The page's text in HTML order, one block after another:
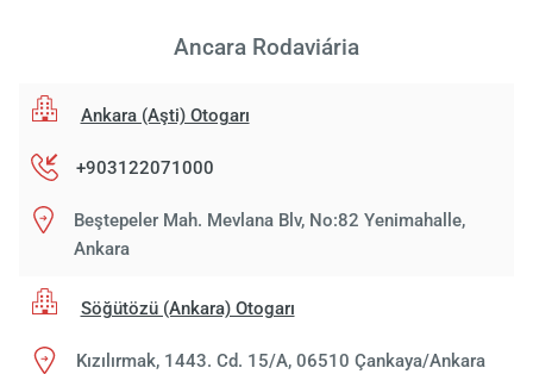
Ancara Rodaviária
Ankara (Aşti) Otogarı
+903122071000
Beştepeler Mah. Mevlana Blv, No:82 Yenimahalle,
Ankara
Söğütözü (Ankara) Otogarı
Kızılırmak, 1443. Cd. 15/A, 06510 Çankaya/Ankara